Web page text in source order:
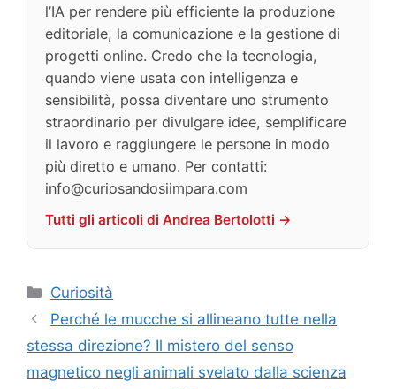
l’IA per rendere più efficiente la produzione
editoriale, la comunicazione e la gestione di
progetti online. Credo che la tecnologia,
quando viene usata con intelligenza e
sensibilità, possa diventare uno strumento
straordinario per divulgare idee, semplificare
il lavoro e raggiungere le persone in modo
più diretto e umano. Per contatti:
info@curiosandosiimpara.com
Tutti gli articoli di Andrea Bertolotti →
Categorie
Curiosità
Perché le mucche si allineano tutte nella
stessa direzione? Il mistero del senso
magnetico negli animali svelato dalla scienza